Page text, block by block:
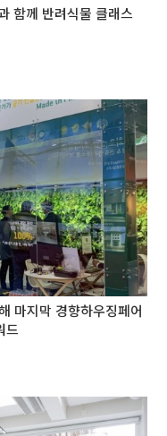
함께 반려식물 클래스
마지막 경향하우징페어
드